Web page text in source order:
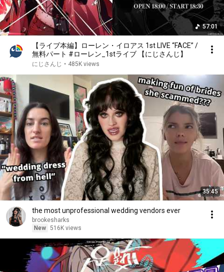
57:01
【ライブ本編】ローレン・イロアス 1st LIVE “FACE” /
無料パート #ローレン_1stライブ 【にじさんじ】
にじさんじ • 485K views
35:45
the most unprofessional wedding vendors ever
brookesharks
New 516K views